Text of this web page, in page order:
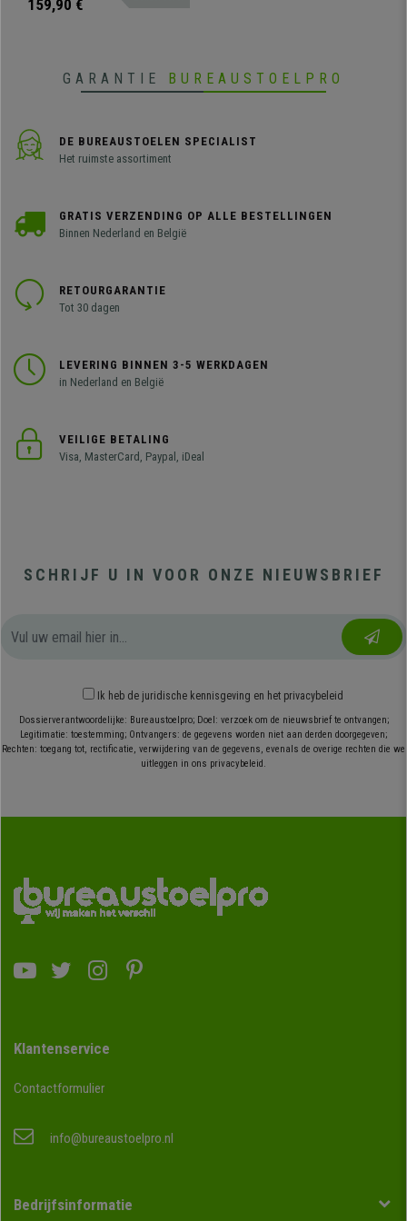
159,90 €
GARANTIE BUREAUSTOELPRO
DE BUREAUSTOELEN SPECIALIST
Het ruimste assortiment
GRATIS VERZENDING OP ALLE BESTELLINGEN
Binnen Nederland en België
RETOURGARANTIE
Tot 30 dagen
LEVERING BINNEN 3-5 WERKDAGEN
in Nederland en België
VEILIGE BETALING
Visa, MasterCard, Paypal, iDeal
SCHRIJF U IN VOOR ONZE NIEUWSBRIEF
Ik heb de juridische kennisgeving en het privacybeleid
Dossierverantwoordelijke: Bureaustoelpro; Doel: verzoek om de nieuwsbrief te ontvangen;
Legitimatie: toestemming; Ontvangers: de gegevens worden niet aan derden doorgegeven;
Rechten: toegang tot, rectificatie, verwijdering van de gegevens, evenals de overige rechten die we
uitleggen in ons privacybeleid.
Klantenservice
Contactformulier
info@bureaustoelpro.nl
Bedrijfsinformatie